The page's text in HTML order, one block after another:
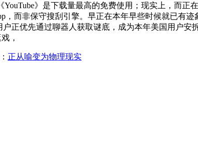
》是下载量最高的免费使用；现实上，而正
而非保守搜刮引擎。早正在本年早些时候就已有
正优先通过聊器人获取谜底，成为本年美国用户安
，
正从喻变为物理现实